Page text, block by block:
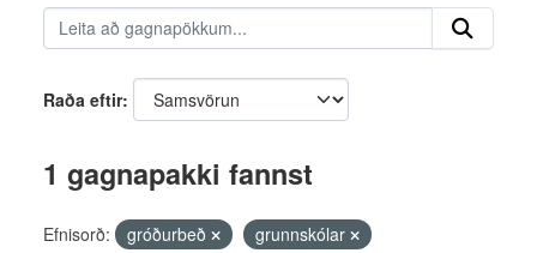
Raða eftir
1 gagnapakki fannst
Efnisorð: gróðurbeð
grunnskólar